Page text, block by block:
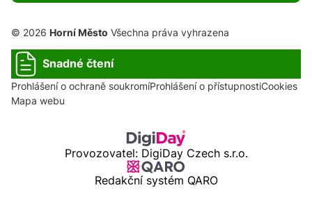
© 2026 Horní Město Všechna práva vyhrazena
Snadné čtení
Prohlášení o ochraně soukromíProhlášení o přístupnostiCookies
Mapa webu
Provozovatel: DigiDay Czech s.r.o.
Redakční systém QARO